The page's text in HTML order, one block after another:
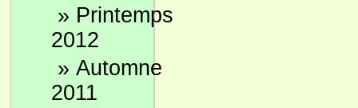
» Printemps
2012
» Automne
2011